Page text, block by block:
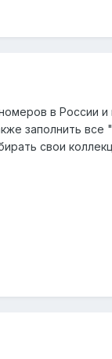
в России
заполнить
свои